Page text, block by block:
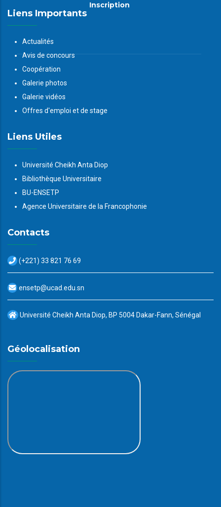
Inscription
Liens Importants
Actualités
Avis de concours
Coopération
Galerie photos
Galerie vidéos
Offres d'emploi et de stage
Liens Utiles
Université Cheikh Anta Diop
Bibliothèque Universitaire
BU-ENSETP
Agence Universitaire de la Francophonie
Contacts
(+221) 33 821 76 69
ensetp@ucad.edu.sn
Université Cheikh Anta Diop, BP 5004 Dakar-Fann, Sénégal
Géolocalisation